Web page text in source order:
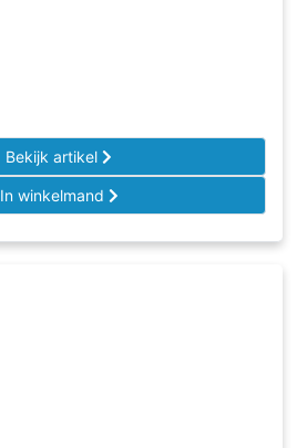
Bekijk artikel
In winkelmand